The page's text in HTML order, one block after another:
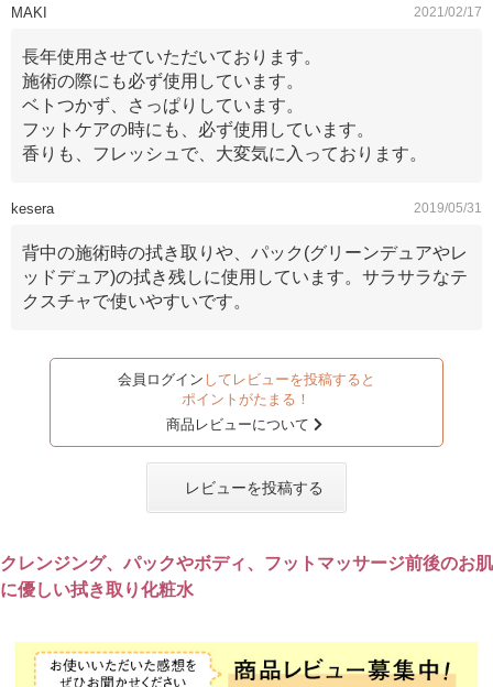
MAKI 2021/02/17
長年使用させていただいております。
施術の際にも必ず使用しています。
ベトつかず、さっぱりしています。
フットケアの時にも、必ず使用しています。
香りも、フレッシュで、大変気に入っております。
kesera 2019/05/31
背中の施術時の拭き取りや、パック(グリーンデュアやレ
ッドデュア)の拭き残しに使用しています。サラサラなテ
クスチャで使いやすいです。
会員ログイン してレビューを投稿すると
ポイントがたまる！
商品レビューについて
レビューを投稿する
クレンジング、パックやボディ、フットマッサージ前後のお肌
に優しい拭き取り化粧水